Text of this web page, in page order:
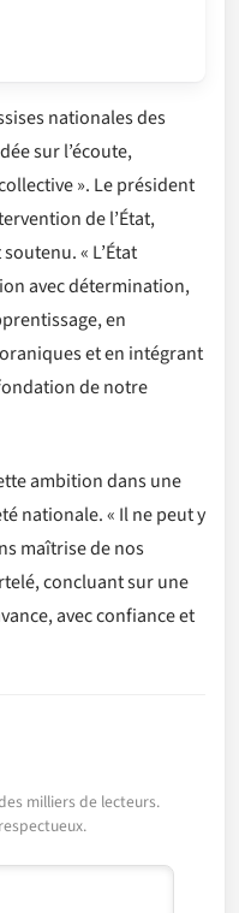
nationales des
sur l’écoute,
». Le président
de l’État,
« L’État
avec détermination,
en
et en intégrant
de notre
ambition dans une
nationale. « Il ne peut y
maîtrise de nos
concluant sur une
avec confiance et
milliers de lecteurs.